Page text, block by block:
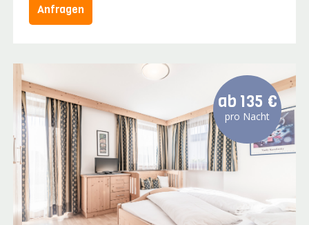
Anfragen
ab 135 €
pro Nacht